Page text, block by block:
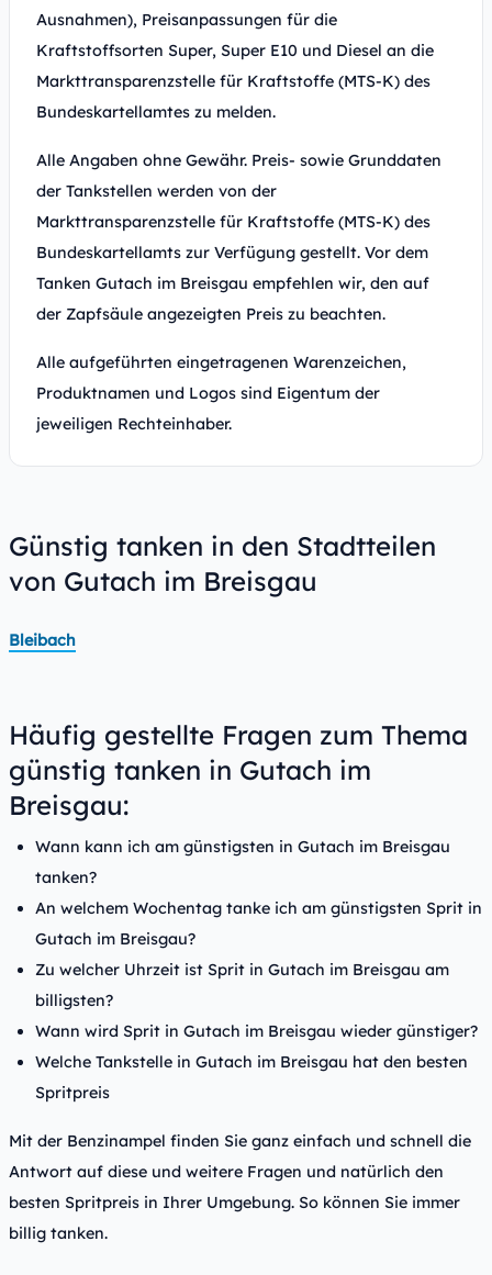
Ausnahmen), Preisanpassungen für die
Kraftstoffsorten Super, Super E10 und Diesel an die
Markttransparenzstelle für Kraftstoffe (MTS-K) des
Bundeskartellamtes zu melden.
Alle Angaben ohne Gewähr. Preis- sowie Grunddaten
der Tankstellen werden von der
Markttransparenzstelle für Kraftstoffe (MTS-K) des
Bundeskartellamts zur Verfügung gestellt. Vor dem
Tanken Gutach im Breisgau empfehlen wir, den auf
der Zapfsäule angezeigten Preis zu beachten.
Alle aufgeführten eingetragenen Warenzeichen,
Produktnamen und Logos sind Eigentum der
jeweiligen Rechteinhaber.
Günstig tanken in den Stadtteilen
von Gutach im Breisgau
Bleibach
Häufig gestellte Fragen zum Thema
günstig tanken in Gutach im
Breisgau:
Wann kann ich am günstigsten in Gutach im Breisgau
tanken?
An welchem Wochentag tanke ich am günstigsten Sprit in
Gutach im Breisgau?
Zu welcher Uhrzeit ist Sprit in Gutach im Breisgau am
billigsten?
Wann wird Sprit in Gutach im Breisgau wieder günstiger?
Welche Tankstelle in Gutach im Breisgau hat den besten
Spritpreis
Mit der Benzinampel finden Sie ganz einfach und schnell die
Antwort auf diese und weitere Fragen und natürlich den
besten Spritpreis in Ihrer Umgebung. So können Sie immer
billig tanken.